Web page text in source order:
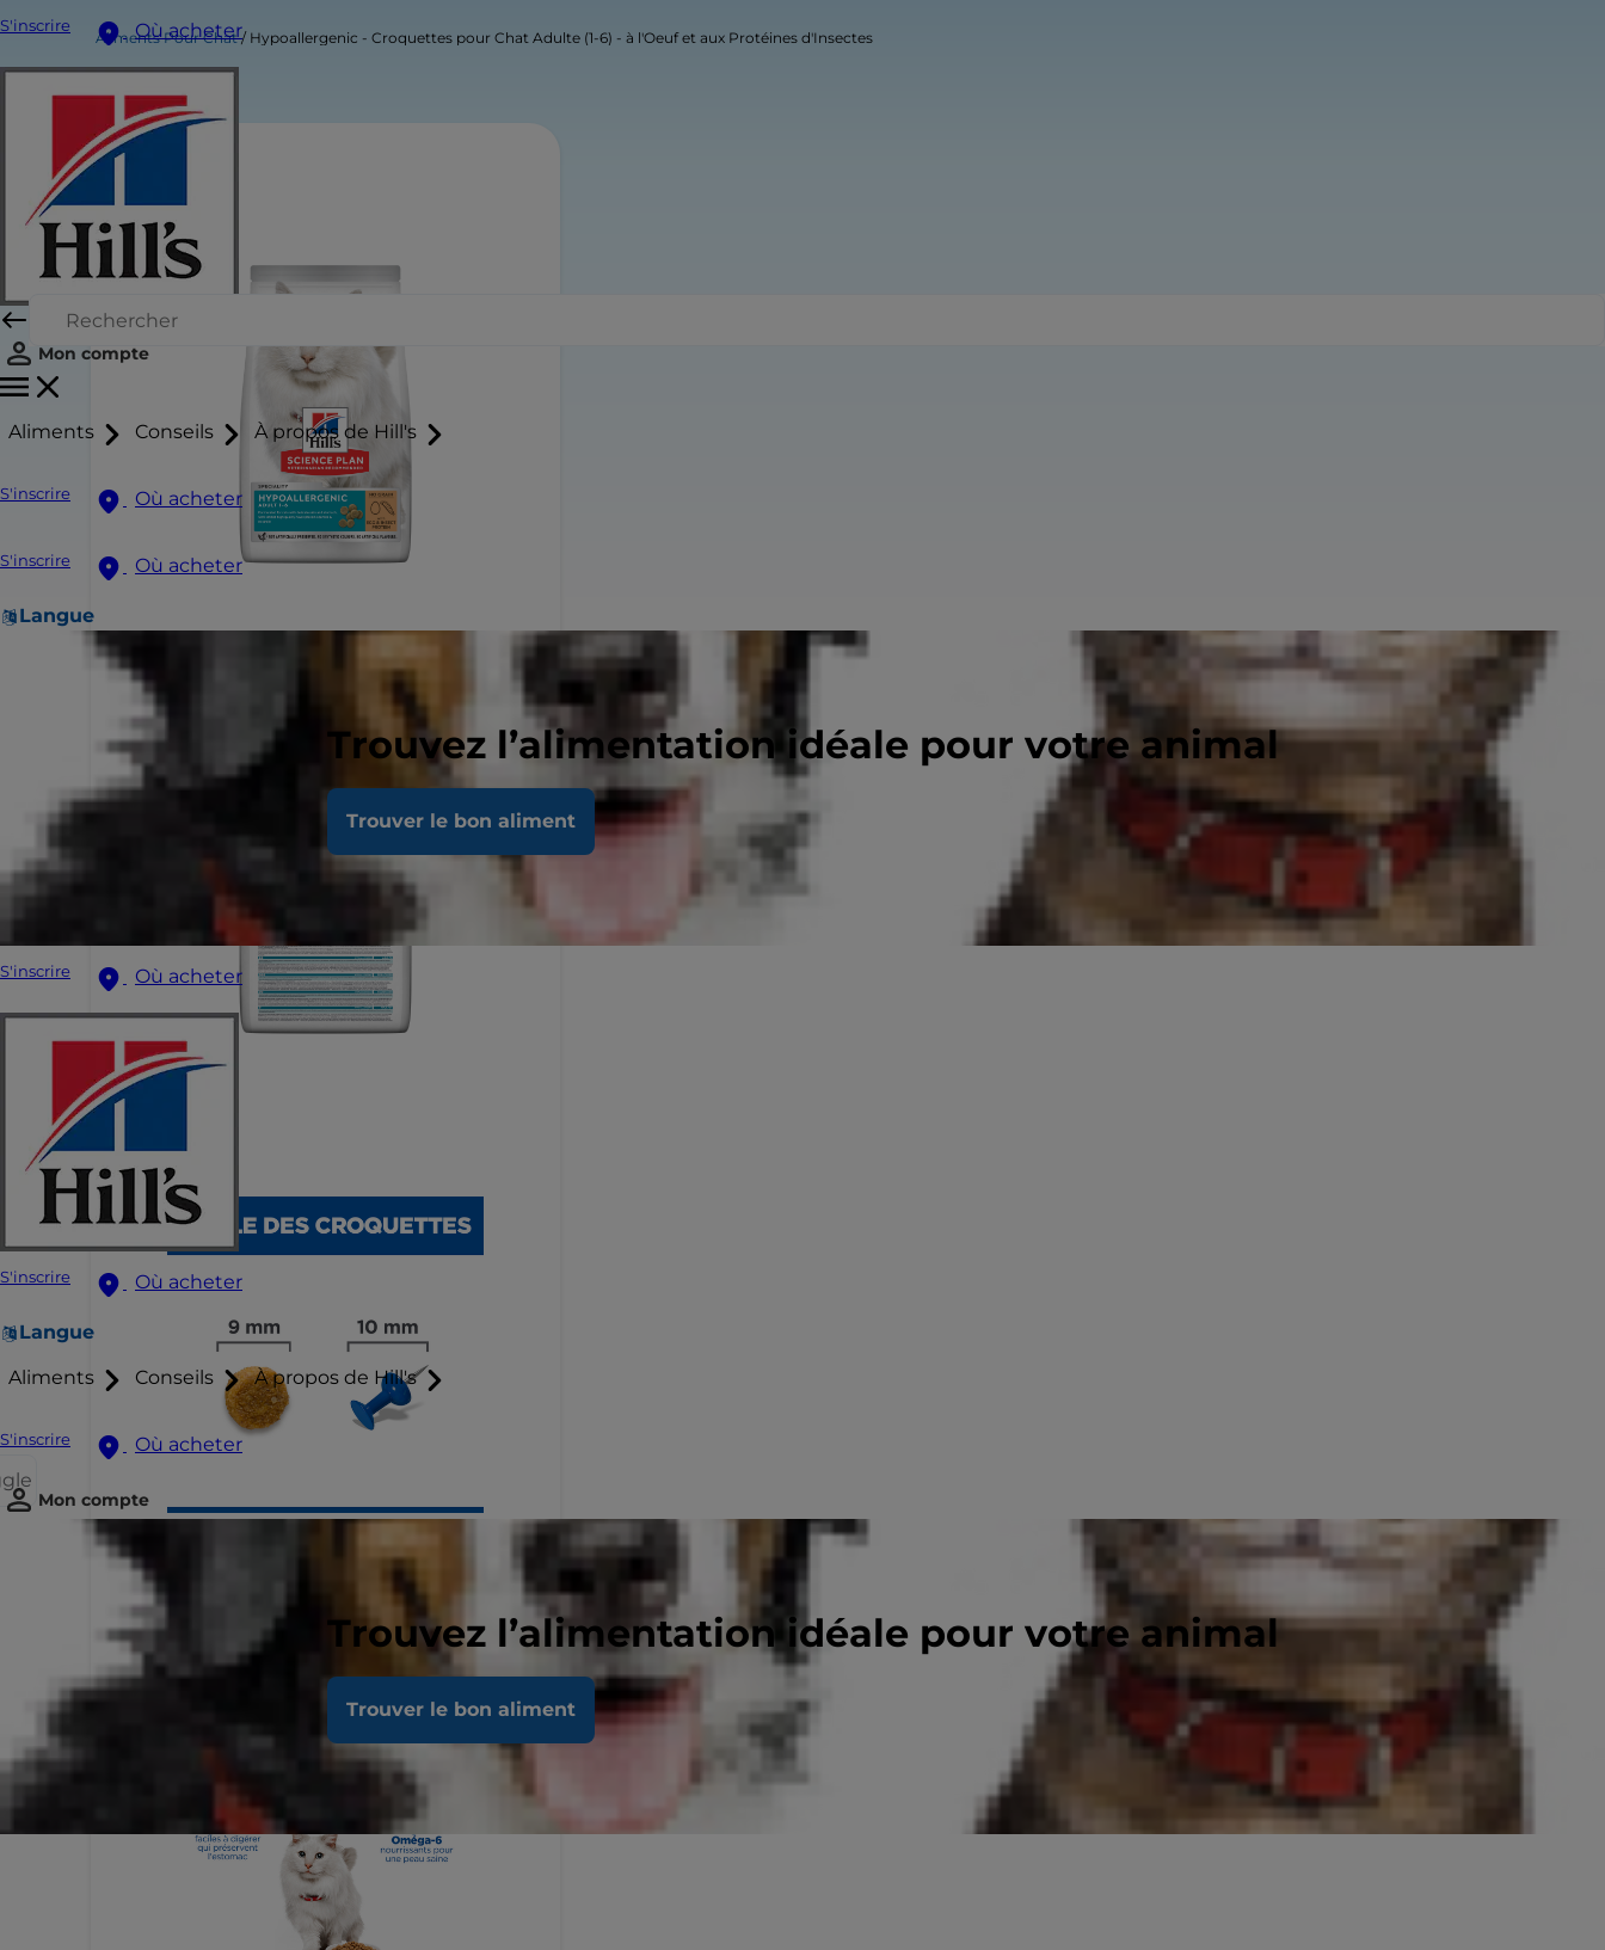
S'inscrire Où acheter
Mon compte
Aliments Conseils À propos de Hill's
S'inscrire Où acheter
S'inscrire Où acheter
Langue
Trouvez l’alimentation idéale pour votre animal
Trouver le bon aliment
S'inscrire Où acheter
S'inscrire Où acheter
Langue
Aliments Conseils À propos de Hill's
S'inscrire
Où acheter
Mon compte
Trouvez l’alimentation idéale pour votre animal
Trouver le bon aliment
Aliments Pour Chat Hypoallergenic - Croquettes pour Chat Adulte (1-6) - à l'Oeuf et aux Protéines d'Insectes